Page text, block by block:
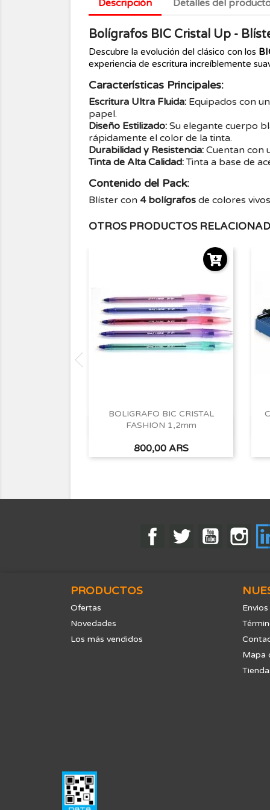
Descripción Detalles del
Bolígrafos BIC Cristal Up -
Descubre la evolución del clásico con los
experiencia de escritura increíblemente
Características Principales:
Escritura Ultra Fluida: Equipados con
papel.
Diseño Estilizado: Su elegante cuerpo
rápidamente el color de la tinta.
Durabilidad y Resistencia: Cuentan con
Tinta de Alta Calidad:Tinta a base de
Contenido del Pack:
Blíster con 4 bolígrafos de colores
OTROS PRODUCTOS
BOLIGRAFO BIC CRISTAL
FASHION 1,2mm
Precio
800,00 ARS
Vista rápida
FacebookTwitter YouTube
PRODUCTOS
Ofertas
Novedades
Los más vendidos
Envios
Mapa